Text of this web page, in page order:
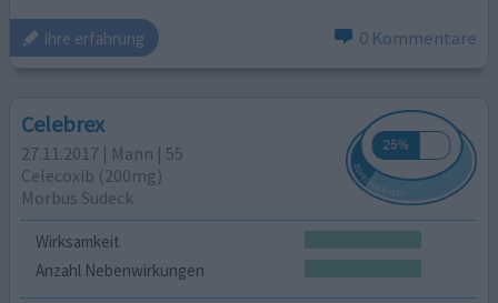
ihre erfahrung 0 Kommentare
Celebrex
27.11.2017 | Mann | 55
Celecoxib (200mg)
Morbus Sudeck
Wirksamkeit
Anzahl Nebenwirkungen